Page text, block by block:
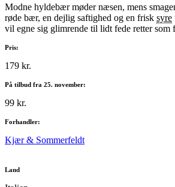
Modne hyldebær møder næsen, mens
røde bær, en dejlig saftighed og en frisk syre
vil egne sig glimrende til lidt fede retter som
Pris:
179 kr.
På tilbud fra 25. november:
99 kr.
Forhandler:
Kjær & Sommerfeldt
Land